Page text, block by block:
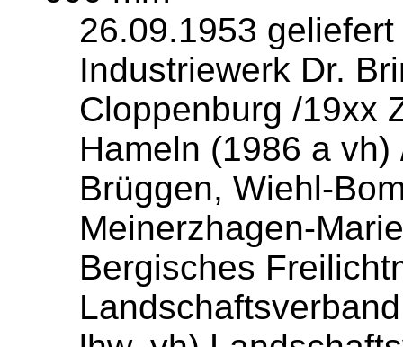
26.09.1953
Industriewerk Dr.
Cloppenburg /19xx
Hameln (1986 a
Brüggen, Wiehl-
Meinerzhagen-
Bergisches